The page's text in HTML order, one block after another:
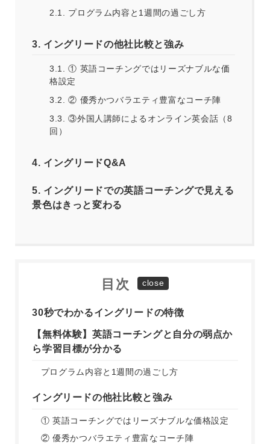
2.1. プログラム内容と1週間の過ごし方
3. イングリードの他社比較と強み
3.1.
① 英語コーチングではリーズナブルな価
格設定
3.2.
② 優秀かつバラエティ豊富なコーチ陣
3.3.
③外国人講師によるオンライン英会話（8
回）
4. イングリードQ&A
5. イングリードでの英語コーチングで見える
景色はきっと変わる
目次
30秒でわかるイングリードの特徴
【無料体験】英語コーチングと自分の弱点か
ら学習目標が分かる
プログラム内容と1週間の過ごし方
イングリードの他社比較と強み
① 英語コーチングではリーズナブルな価格設定
② 優秀かつバラエティ豊富なコーチ陣